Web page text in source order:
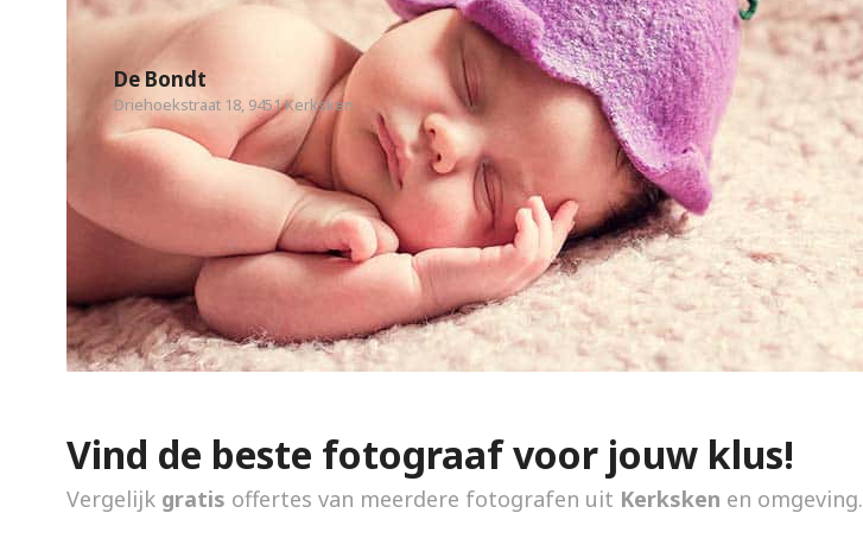
De Bondt
Driehoekstraat 18, 9451 Kerksken
Vind de beste fotograaf voor jouw klus!
Vergelijk gratis offertes van meerdere fotografen uit Kerksken en omgeving.